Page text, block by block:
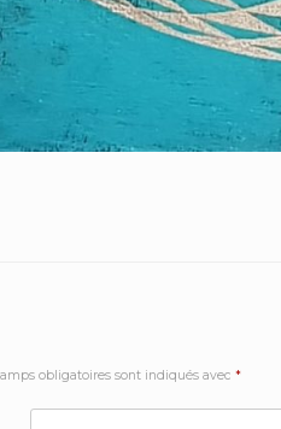
obligatoires sont indiqués avec *